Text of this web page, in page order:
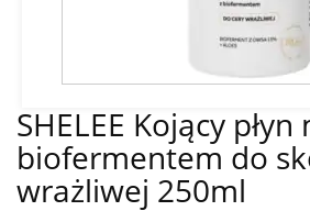
SHELEE Kojący
biofermentem do
wrażliwej 250ml